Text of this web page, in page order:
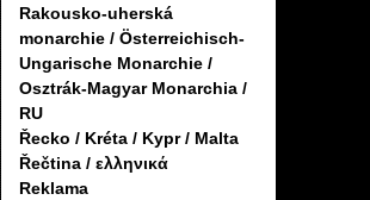
Rakousko-uherská
monarchie / Österreichisch-
Ungarische Monarchie /
Osztrák-Magyar Monarchia /
RU
Řecko / Kréta / Kypr / Malta
Řečtina / ελληνικά
Reklama